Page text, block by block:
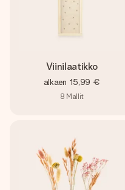
Viinilaatikko
alkaen 15,99 €
8 Mallit